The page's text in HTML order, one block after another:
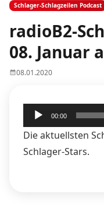
Schlager-Schlagzeilen Podcast
radioB2-
08. Januar
08.01.2020
Audio-
Player
00:00
Die aktuellsten
Schlager-Stars.